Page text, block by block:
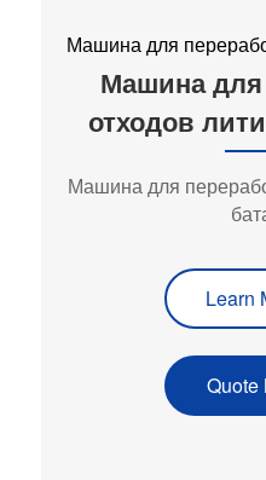
Машина для
Машина для
отходов
Машина для
Learn
Quote